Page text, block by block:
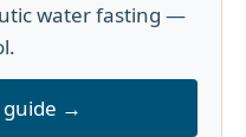
water fasting —
guide →